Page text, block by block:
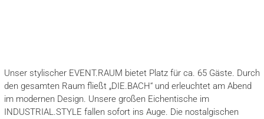
Unser stylischer EVENT.RAUM bietet Platz für ca. 65 Gäste. Durch
den gesamten Raum fließt „DIE.BACH“ und erleuchtet am Abend
im modernen Design. Unsere großen Eichentische im
INDUSTRIAL.STYLE fallen sofort ins Auge. Die nostalgischen